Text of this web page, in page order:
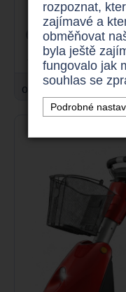
16 km/h
až 40 km
od 31.900 Kč
rozpoznat,
zajímavé a
obměňovat
byla ještě
fungovalo jak
souhlas se
Podrobné